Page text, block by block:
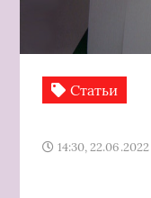
Статьи
14:30, 22.06.2022